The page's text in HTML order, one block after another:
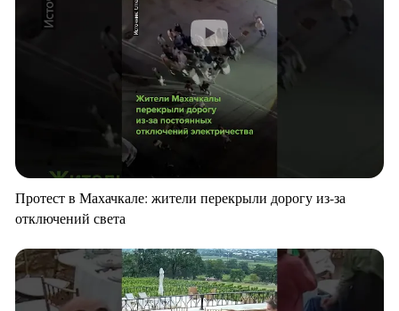
Протест в Махачкале: жители перекрыли дорогу из-за
отключений света